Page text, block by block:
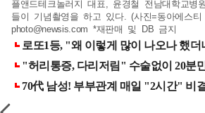
플앤드테크놀러지 대표, 윤경철 전남대학교병
들이 기념촬영을 하고 있다. (사진=동아에스티
photo@newsis.com *재판매 및 DB 금지